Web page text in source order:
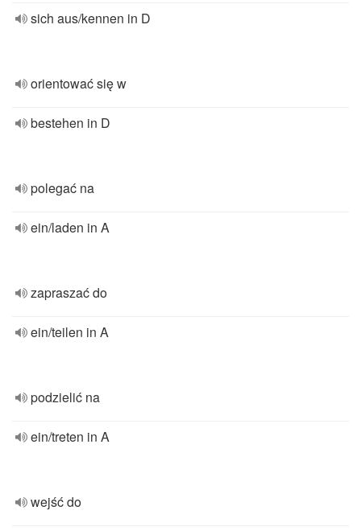
sich aus/kennen in D
orientować się w
bestehen in D
polegać na
ein/laden in A
zapraszać do
ein/teilen in A
podzielić na
ein/treten in A
wejść do